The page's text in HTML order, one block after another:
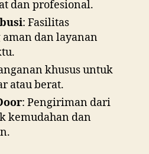
dan profesional.
: Fasilitas
dan layanan
khusus untuk
atau berat.
: Pengiriman dari
kemudahan dan